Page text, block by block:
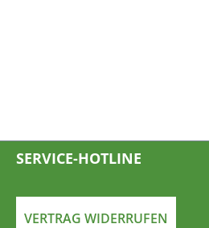
SERVICE-HOTLINE
VERTRAG WIDERRUFEN